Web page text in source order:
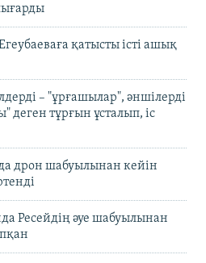
қатысты істі ашық
– "ұрғашылар", әншілерді
тұрғын ұсталып, іс
дрон шабуылынан кейін
Ресейдің әуе шабуылынан